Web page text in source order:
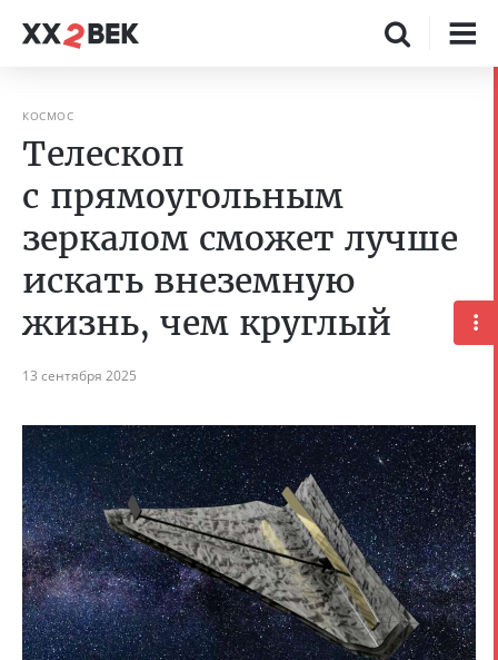
КОСМОС
Телескоп
с прямоугольным
зеркалом сможет лучше
искать внеземную
жизнь, чем круглый
13 сентября 2025